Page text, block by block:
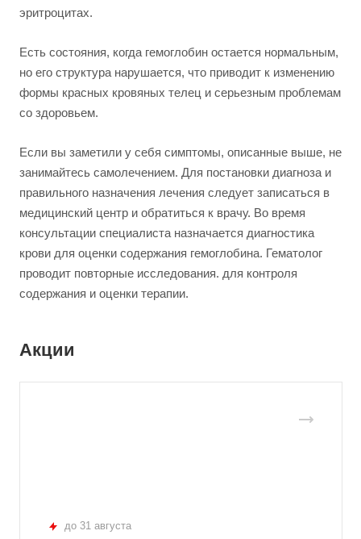
эритроцитах.
Есть состояния, когда гемоглобин остается нормальным,
но его структура нарушается, что приводит к изменению
формы красных кровяных телец и серьезным проблемам
со здоровьем.
Если вы заметили у себя симптомы, описанные выше, не
занимайтесь самолечением. Для постановки диагноза и
правильного назначения лечения следует записаться в
медицинский центр и обратиться к врачу. Во время
консультации специалиста назначается диагностика
крови для оценки содержания гемоглобина. Гематолог
проводит повторные исследования. для контроля
содержания и оценки терапии.
Акции
до 31 августа